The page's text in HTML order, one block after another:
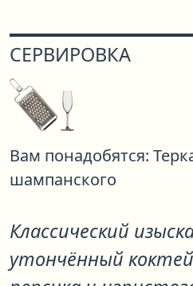
СЕРВИРОВКА
Вам понадобятся:
шампанского
Классический
утончённый